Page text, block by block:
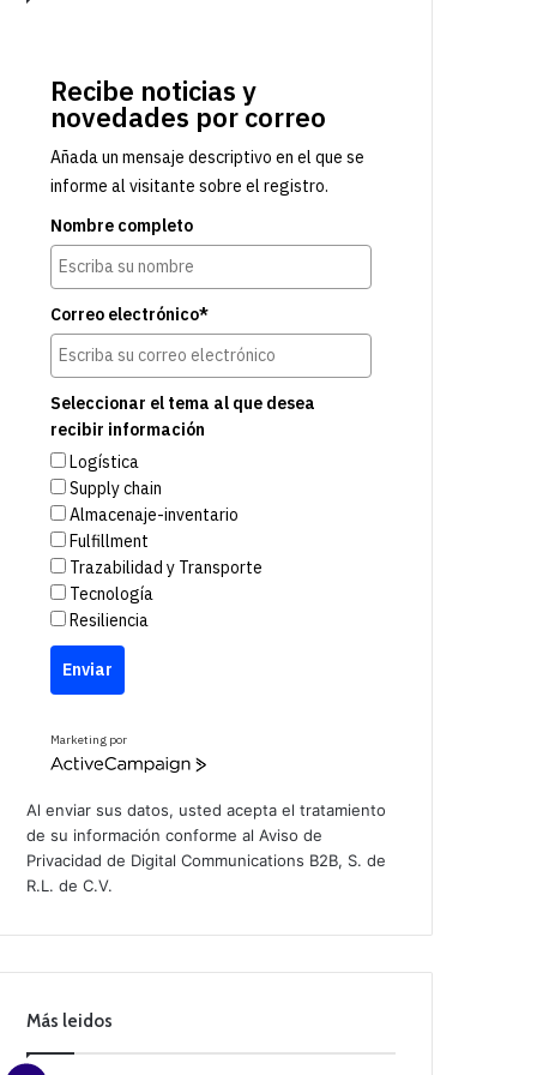
Recibe noticias y
novedades por correo
Añada un mensaje descriptivo en el que se
informe al visitante sobre el registro.
Nombre completo
Correo electrónico*
Seleccionar el tema al que desea
recibir información
Logística
Supply chain
Almacenaje-inventario
Fulfillment
Trazabilidad y Transporte
Tecnología
Resiliencia
Enviar
Marketing por
A
v
e
p
i
n
Al enviar sus datos, usted acepta el tratamiento
de su información conforme alAviso de
Privacidad de Digital Communications B2B, S. de
R.L. de C.V.
Más leidos